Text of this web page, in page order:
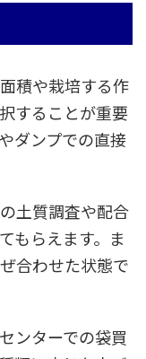
積や栽培する作
することが重要
ダンプでの直接
土質調査や配合
もらえます。ま
合わせた状態で
ンターでの袋買